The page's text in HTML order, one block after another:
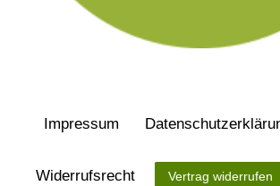
Impressum
Widerrufs­recht Vertrag widerrufen